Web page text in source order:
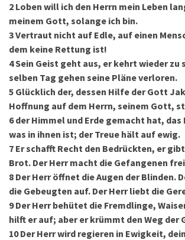
2 Loben will ich den Herrn mein Leben
meinem Gott, solange ich bin.
3Vertraut nicht auf Edle, auf einen
dem keine Rettung ist!
4Sein Geist geht aus, er kehrt wieder zu
selben Tag gehen seine Pläne verloren.
5 Glücklich der, dessen Hilfe der Gott
Hoffnung auf dem Herrn, seinem Gott,
6 der Himmel und Erde gemacht hat, das
was in ihnen ist; der Treue hält auf ewig.
7 Er schafft Recht den Bedrückten, er
Brot. Der Herr macht die Gefangenen
8 Der Herr öffnet die Augen der Blinden.
die Gebeugten auf. Der Herr liebt die
9 Der Herr behütet die Fremdlinge,
hilft er auf; aber er krümmt den Weg der
10 Der Herr wird regieren in Ewigkeit,